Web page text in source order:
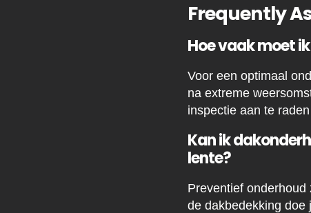
Frequently
Hoe vaak moet
Voor een optimaal
na extreme
inspectie aan te
Kan ik
lente?
Preventief
de dakbedekking doe